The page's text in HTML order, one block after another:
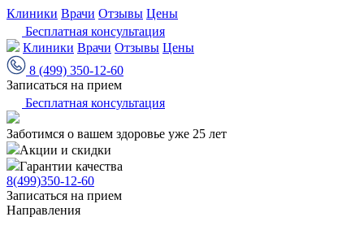
Клиники Врачи Отзывы Цены
Бесплатная консультация
Клиники Врачи Отзывы Цены
8 (499) 350-12-60
Записаться на прием
Бесплатная консультация
Заботимся о вашем здоровье уже 25 лет
Акции и скидки
Гарантии качества
8(499)350-12-60
Записаться на прием
Направления